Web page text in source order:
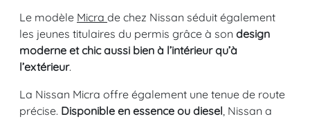
Le modèle Micra de chez Nissan séduit également
les jeunes titulaires du permis grâce à son design
moderne et chic aussi bien à l’intérieur qu’à
l’extérieur.
La Nissan Micra offre également une tenue de route
précise. Disponible en essence ou diesel , Nissan a